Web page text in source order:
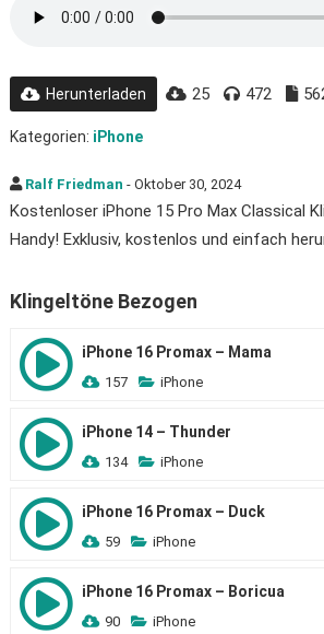
Herunterladen 25 472
Kategorien: iPhone
Ralf Friedman - Oktober 30, 2024
Kostenloser iPhone 15 Pro Max Classical
Handy! Exklusiv, kostenlos und einfach
Klingeltöne Bezogen
iPhone 16 Promax – Mama
157 iPhone
iPhone 14 – Thunder
134 iPhone
iPhone 16 Promax – Duck
59 iPhone
iPhone 16 Promax – Boricua
90 iPhone